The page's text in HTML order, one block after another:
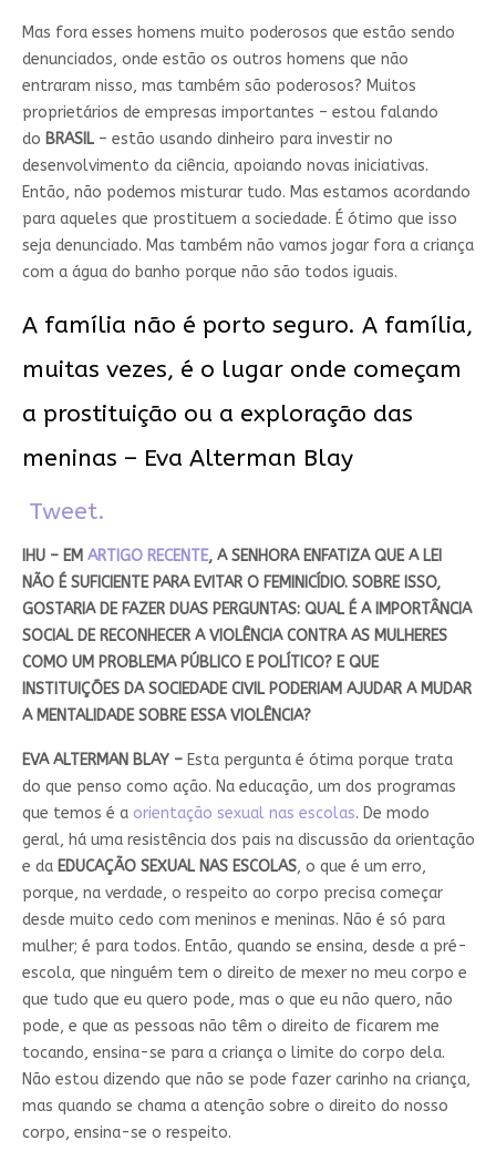
Mas fora esses homens muito poderosos que estão sendo
denunciados, onde estão os outros homens que não
entraram nisso, mas também são poderosos? Muitos
proprietários de empresas importantes – estou falando
do BRASIL – estão usando dinheiro para investir no
desenvolvimento da ciência, apoiando novas iniciativas.
Então, não podemos misturar tudo. Mas estamos acordando
para aqueles que prostituem a sociedade. É ótimo que isso
seja denunciado. Mas também não vamos jogar fora a criança
com a água do banho porque não são todos iguais.
A família não é porto seguro. A família,
muitas vezes, é o lugar onde começam
a prostituição ou a exploração das
meninas – Eva Alterman Blay
Tweet.
IHU – EM ARTIGO RECENTE, A SENHORA ENFATIZA QUE A LEI
NÃO É SUFICIENTE PARA EVITAR O FEMINICÍDIO. SOBRE ISSO,
GOSTARIA DE FAZER DUAS PERGUNTAS: QUAL É A IMPORTÂNCIA
SOCIAL DE RECONHECER A VIOLÊNCIA CONTRA AS MULHERES
COMO UM PROBLEMA PÚBLICO E POLÍTICO? E QUE
INSTITUIÇÕES DA SOCIEDADE CIVIL PODERIAM AJUDAR A MUDAR
A MENTALIDADE SOBRE ESSA VIOLÊNCIA?
EVA ALTERMAN BLAY – Esta pergunta é ótima porque trata
do que penso como ação. Na educação, um dos programas
que temos é a orientação sexual nas escolas. De modo
geral, há uma resistência dos pais na discussão da orientação
e da EDUCAÇÃO SEXUAL NAS ESCOLAS, o que é um erro,
porque, na verdade, o respeito ao corpo precisa começar
desde muito cedo com meninos e meninas. Não é só para
mulher; é para todos. Então, quando se ensina, desde a pré-
escola, que ninguém tem o direito de mexer no meu corpo e
que tudo que eu quero pode, mas o que eu não quero, não
pode, e que as pessoas não têm o direito de ficarem me
tocando, ensina-se para a criança o limite do corpo dela.
Não estou dizendo que não se pode fazer carinho na criança,
mas quando se chama a atenção sobre o direito do nosso
corpo, ensina-se o respeito.